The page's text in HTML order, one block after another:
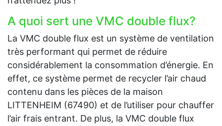
A quoi sert une VMC double flux?
La VMC double flux est un système de ventilation
très performant qui permet de réduire
considérablement la consommation d’énergie. En
effet, ce système permet de recycler l’air chaud
contenu dans les pièces de la maison
LITTENHEIM (67490) et de l’utiliser pour chauffer
l’air frais entrant. De plus, la VMC double flux